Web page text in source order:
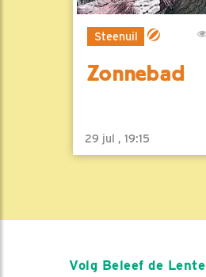
Steenuil
Zonnebad
29 jul , 19:15
Volg Beleef de Lente